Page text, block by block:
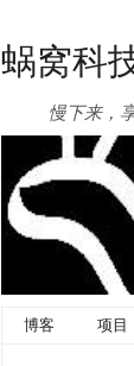
蜗窝科
慢下来，
博客 项目